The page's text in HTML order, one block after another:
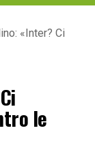
«Inter? Ci
le